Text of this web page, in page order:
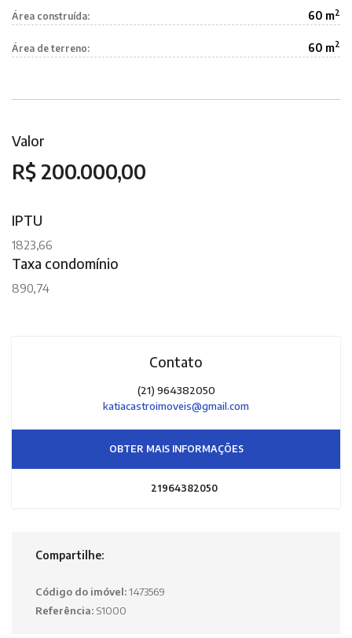
Área construída: 60 m2
Área de terreno: 60 m2
Valor
R$ 200.000,00
IPTU
1823,66
Taxa condomínio
890,74
Contato
(21) 964382050
katiacastroimoveis@gmail.com
OBTER MAIS INFORMAÇÕES
21964382050
Compartilhe:
Código do imóvel:1473569
Referência: S1000